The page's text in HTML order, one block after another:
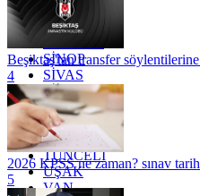
RİZE
SAKARYA
SİNOP
SİVAS
SİİRT
TEKİRDAĞ
TOKAT
TRABZON
TUNCELİ
UŞAK
VAN
Beşiktaş'tan transfer
4
2026 KPSS ne zaman? sınav
5